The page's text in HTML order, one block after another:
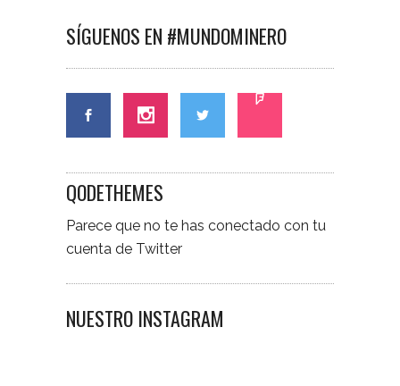
SÍGUENOS EN #MUNDOMINERO
QODETHEMES
Parece que no te has conectado con tu
cuenta de Twitter
NUESTRO INSTAGRAM